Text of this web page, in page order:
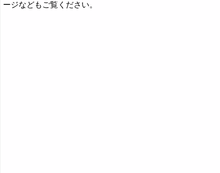
ージなどもご覧ください。